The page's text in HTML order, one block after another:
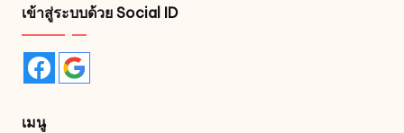
เข้าสู่ระบบด้วย Social ID
เมนู